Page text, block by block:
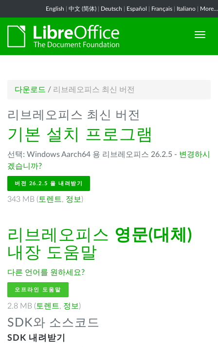
English 中文 (简体) Deutsch Español Français Italiano More...
다운로드 / 리브레오피스 최신 버전
리브레오피스 최신 버전
기본 설치 프로그램
선택: Windows Aarch64 용 리브레오피스 26.2.5 - 변경하시
겠습니까?
버전 26.2.5 을 내려받기
343 MB ( 토렌트, 정보 )
리브레오피스 영문(대체)
내장 도움말
다른 언어를 원하세요?
오프라인 도움말
2.8 MB ( 토렌트, 정보 )
SDK와 소스코드
SDK 내려받기